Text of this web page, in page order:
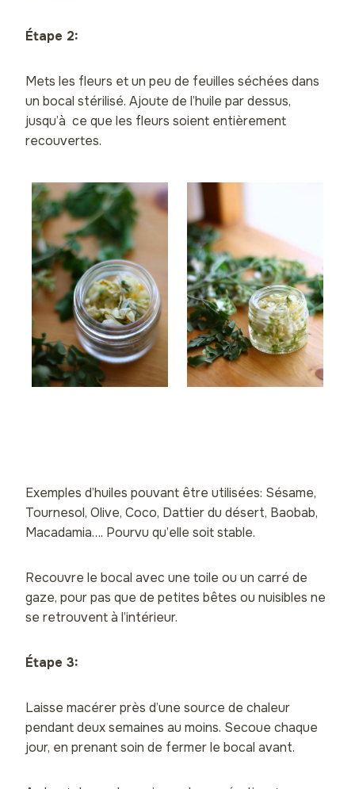
Étape 2:
Mets les fleurs et un peu de feuilles séchées dans
un bocal stérilisé. Ajoute de l’huile par dessus,
jusqu’à ce que les fleurs soient entièrement
recouvertes.
Exemples d’huiles pouvant être utilisées: Sésame,
Tournesol, Olive, Coco, Dattier du désert, Baobab,
Macadamia…. Pourvu qu’elle soit stable.
Recouvre le bocal avec une toile ou un carré de
gaze, pour pas que de petites bêtes ou nuisibles ne
se retrouvent à l’intérieur.
Étape 3:
Laisse macérer près d’une source de chaleur
pendant deux semaines au moins. Secoue chaque
jour, en prenant soin de fermer le bocal avant.